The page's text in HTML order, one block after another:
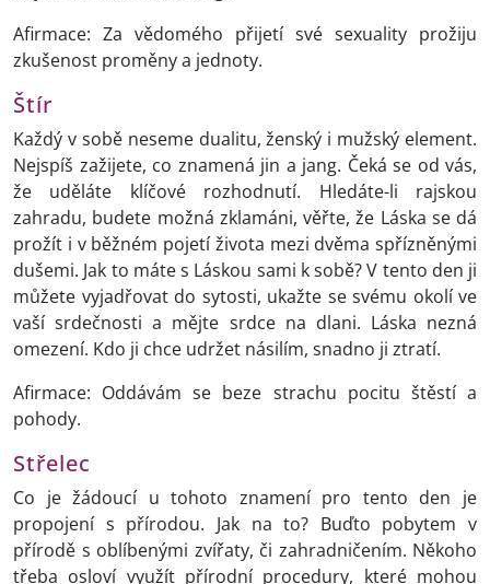
Afirmace: Za vědomého přijetí své sexuality prožiju
zkušenost proměny a jednoty.
Štír
Každý v sobě neseme dualitu, ženský i mužský element.
Nejspíš zažijete, co znamená jin a jang. Čeká se od vás,
že uděláte klíčové rozhodnutí. Hledáte-li rajskou
zahradu, budete možná zklamáni, věřte, že Láska se dá
prožít i v běžném pojetí života mezi dvěma spřízněnými
dušemi. Jak to máte s Láskou sami k sobě? V tento den ji
můžete vyjadřovat do sytosti, ukažte se svému okolí ve
vaší srdečnosti a mějte srdce na dlani. Láska nezná
omezení. Kdo ji chce udržet násilím, snadno ji ztratí.
Afirmace: Oddávám se beze strachu pocitu štěstí a
pohody.
Střelec
Co je žádoucí u tohoto znamení pro tento den je
propojení s přírodou. Jak na to? Buďto pobytem v
přírodě s oblíbenými zvířaty, či zahradničením. Někoho
třeba osloví využít přírodní procedury, které mohou